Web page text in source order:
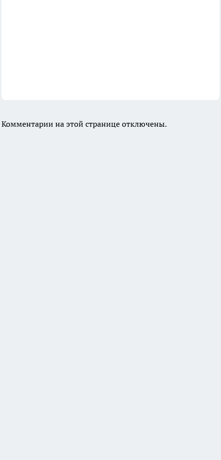
Комментарии на этой странице отключены.